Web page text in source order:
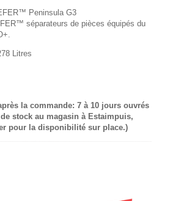
Peninsula G3
séparateurs de pièces équipés du
Litres
la commande: 7 à 10 jours ouvrés
stock au magasin à Estaimpuis,
pour la disponibilité sur place.)